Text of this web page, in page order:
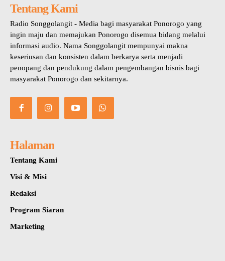
Tentang Kami
Radio Songgolangit - Media bagi masyarakat Ponorogo yang
ingin maju dan memajukan Ponorogo disemua bidang melalui
informasi audio. Nama Songgolangit mempunyai makna
keseriusan dan konsisten dalam berkarya serta menjadi
penopang dan pendukung dalam pengembangan bisnis bagi
masyarakat Ponorogo dan sekitarnya.
Halaman
Tentang Kami
Visi & Misi
Redaksi
Program Siaran
Marketing